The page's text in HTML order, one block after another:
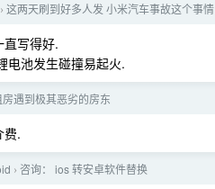
› 这两天刷到好多人发 小米汽车事故这个事情
写得好.
电池发生碰撞易起火.
房遇到极其恶劣的房东
费.
› 咨询： ios 转安卓软件替换